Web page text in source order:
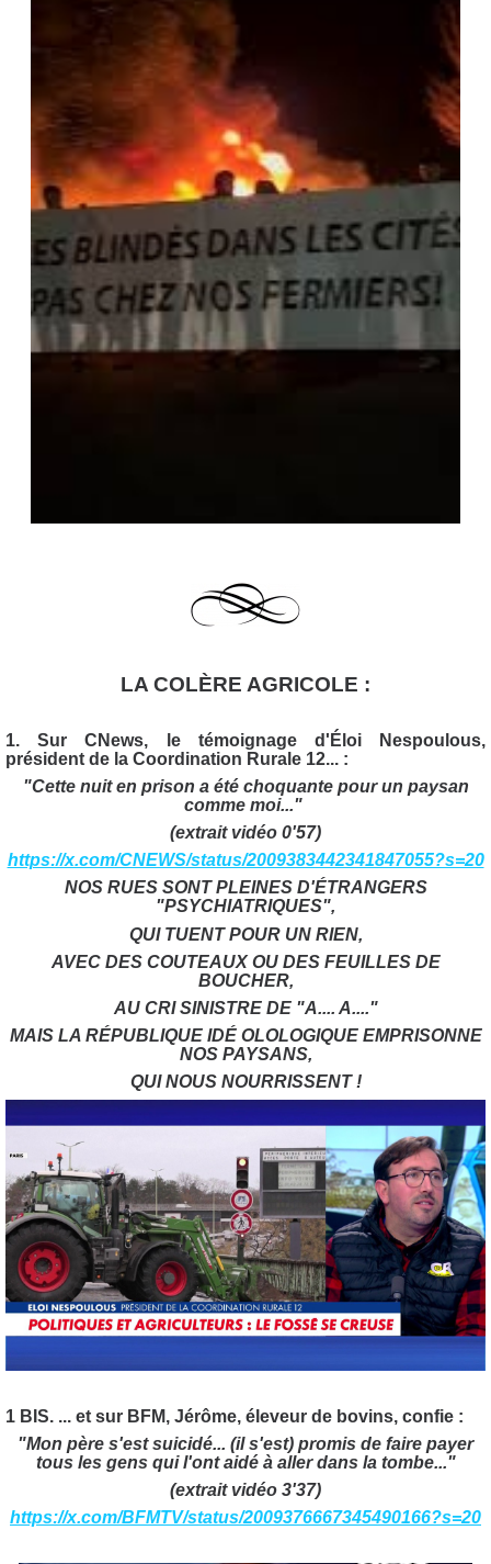
LA COLÈRE AGRICOLE :
1. Sur CNews, le témoignage d'Éloi Nespoulous,
président de la Coordination Rurale 12... :
"Cette nuit en prison a été choquante pour un paysan
comme moi..."
(extrait vidéo 0'57)
https://x.com/CNEWS/status/2009383442341847055?s=20
NOS RUES SONT PLEINES D'ÉTRANGERS
"PSYCHIATRIQUES",
QUI TUENT POUR UN RIEN,
AVEC DES COUTEAUX OU DES FEUILLES DE
BOUCHER,
AU CRI SINISTRE DE "A.... A...."
MAIS LA RÉPUBLIQUE IDÉ OLOLOGIQUE EMPRISONNE
NOS PAYSANS,
QUI NOUS NOURRISSENT !
1 BIS. ... et sur BFM, Jérôme, éleveur de bovins, confie :
"Mon père s'est suicidé... (il s'est) promis de faire payer
tous les gens qui l'ont aidé à aller dans la tombe..."
(extrait vidéo 3'37)
https://x.com/BFMTV/status/2009376667345490166?s=20